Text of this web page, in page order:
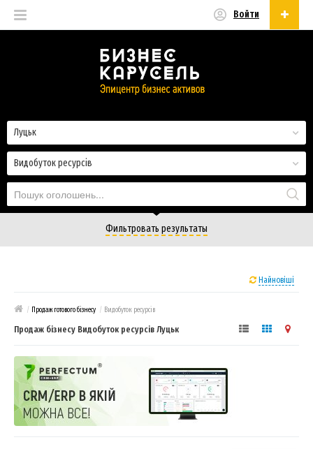
Войти
Видобуток ресурсів
Луцьк
Фильтровать результаты
Найновіші
/ Продаж готового бізнесу / Видобуток ресурсів
Продаж бізнесу Видобуток ресурсів Луцьк